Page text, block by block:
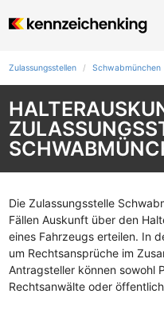
Zulassungsstellen Schwabmünchen
Die Zulassungsstelle
Fällen Auskunft über den
eines Fahrzeugs erteilen. In
um Rechtsansprüche im
Antragsteller können sowohl
Rechtsanwälte oder